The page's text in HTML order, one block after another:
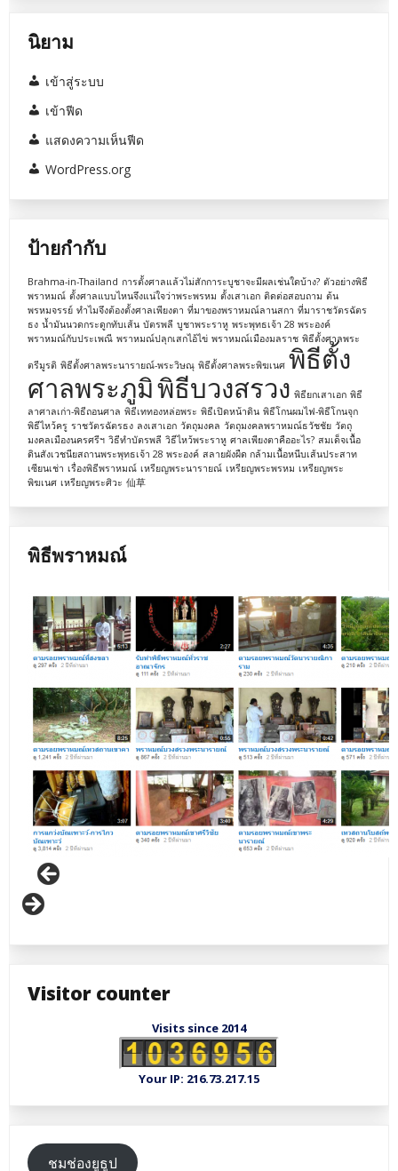
นิยาม
เข้าสู่ระบบ
เข้าฟีด
แสดงความเห็นฟีด
WordPress.org
ป้ายกำกับ
Brahma-in-Thailand การตั้งศาลแล้วไม่สักการะบูชาจะมีผลเช่นใดบ้าง? ตัวอย่างพิธี
พราหมณ์ ตั้งศาลแบบไหนจึงแน่ใจว่าพระพรหม ตั้งเสาเอก ติดต่อสอบถาม ต้น
พรหมจรรย์ ทำไมจึงต้องตั้งศาลเพียงตา ที่มาของพราหมณ์ลานสกา ที่มาราชวัตรฉัตร
ธง น้ำมันนวดกระดูกทับเส้น บัตรพลี บูชาพระราหู พระพุทธเจ้า 28 พระองค์
พราหมณ์กับประเพณี พราหมณ์ปลุกเสกไอ้ไข่ พราหมณ์เมืองมลราช พิธีตั้งศาลพระ
ตรีมูรติ พิธีตั้งศาลพระนารายณ์-พระวิษณุ พิธีตั้งศาลพระพิฆเนศ พิธีตั้ง
ศาลพระภูมิพิธีบวงสรวง พิธียกเสาเอก พิธี
ลาศาลเก่า-พิธีถอนศาล พิธีเททองหล่อพระ พิธีเปิดหน้าดิน พิธีโกนผมไฟ-พิธีโกนจุก
พิธีไหว้ครู ราชวัตรฉัตรธง ลงเสาเอก วัตถุมงคล วัตถุมงคลพราหมณ์ธวัชชัย วัตถุ
มงคลเมืองนครศรีฯ วิธีทำบัตรพลี วิธีไหว้พระราหู ศาลเพียงตาคืออะไร? สมเด็จเนื้อ
ดินสังเวชนียสถานพระพุทธเจ้า 28 พระองค์ สลายผังผืด กล้ามเนื้อหนีบเส้นประสาท
เซียนเช่า เรื่องพิธีพราหมณ์ เหรียญพระนารายณ์ เหรียญพระพรหม เหรียญพระ
พิฆเนศ เหรียญพระศิวะ 仙草
พิธีพราหมณ์
Visitor counter
Visits since 2014
Your IP: 216.73.217.15
ชมช่องยูธูป